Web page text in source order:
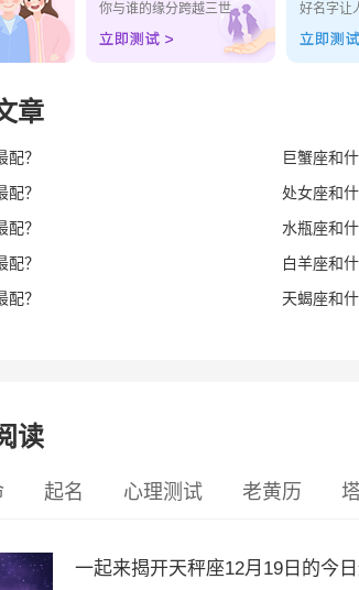
你与谁的缘分跨越三世 好名字让
章
？
巨蟹座和
？
处女座和
？
水瓶座和
？
白羊座和
？
天蝎座和
读
起名 心理测试 老黄历
一起来揭开天秤座12月19日的今